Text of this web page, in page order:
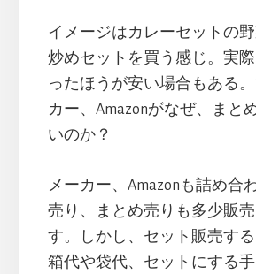
イメージはカレーセットの
炒めセットを買う感じ。実
ったほうが安い場合もある
カー、Amazonがなぜ、まと
いのか？
メーカー、Amazonも詰め合
売り、まとめ売りも多少販
す。しかし、セット販売す
箱代や袋代、セットにする